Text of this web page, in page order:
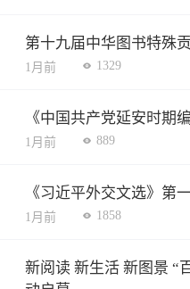
第十九届中华图书特殊
1月前 1329
《中国共产党延安时期
1月前 889
《习近平外交文选》第
1月前 1858
新阅读 新生活 新图景 “